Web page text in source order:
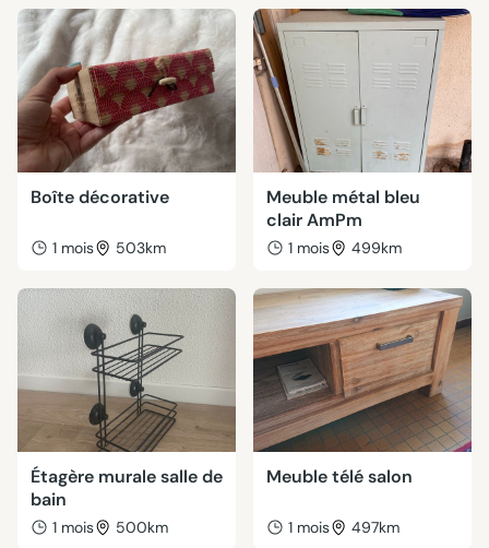
Boîte décorative
1 mois 503km
Meuble métal bleu
clair AmPm
1 mois 499km
Étagère murale salle de
bain
1 mois 500km
Meuble télé salon
1 mois 497km